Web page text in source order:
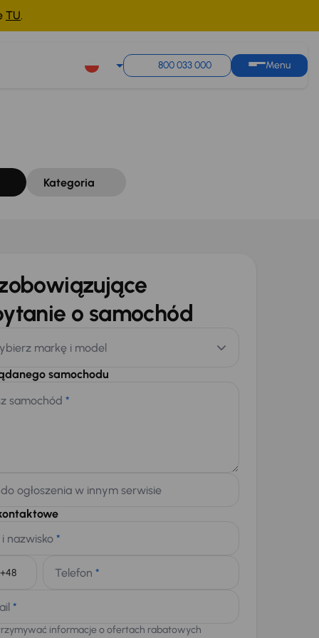
TU.
800 033 000 Menu
Kategoria
o samochód
markę i model
samochodu
samochód *
ogłoszenia w innym serwisie
nazwisko *
Telefon *
*
informacje o ofertach rabatowych